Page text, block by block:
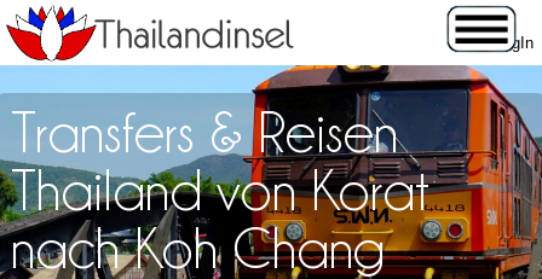
Transfers & Reisen
Thailand von Korat
nach Koh Chang